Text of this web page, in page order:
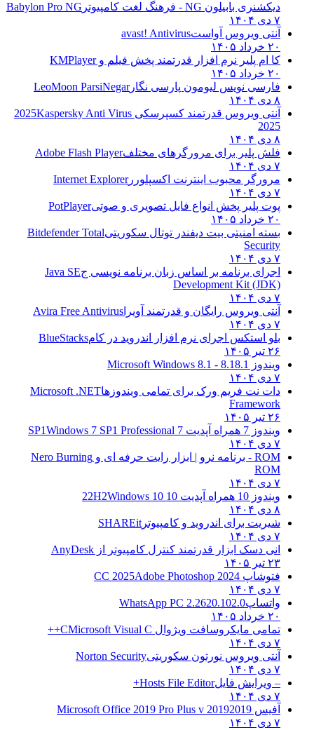
دیکشنری بابیلون NG - فرهنگ لغت کامپیوتر
Babylon Pro NG
۷ دی ۱۴۰۴
آنتی ویروس آواستavast! Antivirus
۲۰ خرداد ۱۴۰۵
کا ام پلیر نرم افزار قدرتمند پخش فیلم وKMPlayer
۲۰ خرداد ۱۴۰۵
فارسی نویس لیومون پارسی نگارLeoMoon ParsiNegar
۸ دی ۱۴۰۴
آنتی ویروس قدرتمند کسپرسکی 2025 Kaspersky Anti Virus
2025
۸ دی ۱۴۰۴
فلش پلیر برای مرورگرهای مختلفAdobe Flash Player
۷ دی ۱۴۰۴
مرورگر محبوب اینترنت اکسپلوررInternet Explorer
۷ دی ۱۴۰۴
پوت پلیر پخش انواع فایل تصویری و صوتیPotPlayer
۲۰ خرداد ۱۴۰۵
بسته امنیتی بیت دیفندر توتال سکوریتیBitdefender Total
Security
۷ دی ۱۴۰۴
اجرای برنامه بر اساس زبان برنامه نویسی جJava SE
Development Kit (JDK)
۷ دی ۱۴۰۴
آنتی ویروس رایگان و قدرتمند آویرا Avira Free Antivirus
۷ دی ۱۴۰۴
بلو استکس اجرای نرم افزار اندروید در کامBlueStacks
۲۶ تیر ۱۴۰۵
ویندوز 8.1
8.1 - Microsoft Windows 8.1
۷ دی ۱۴۰۴
دات نت فریم ورک برای تمامی ویندوزهاMicrosoft .NET
Framework
۲۶ تیر ۱۴۰۵
ویندوز 7 همراه آپدیت 7 SP1
Windows 7 SP1 Professional
۷ دی ۱۴۰۴
ROM - برنامه نرو | ابزار رایت حرفه ای و
Nero Burning
ROM
۷ دی ۱۴۰۴
ویندوز 10 همراه آپدیت 10 22H2
Windows 10
۸ دی ۱۴۰۴
شیریت برای اندروید و کامپیوتر SHAREit
۷ دی ۱۴۰۴
انی دسک ابزار قدرتمند کنترل کامپیوتر از AnyDesk
۲۳ تیر ۱۴۰۵
فتوشاپ CC 2025 Adobe Photoshop 2024
۷ دی ۱۴۰۴
واتساپWhatsApp PC 2.2620.102.0
۲۰ خرداد ۱۴۰۵
تمامی مایکروسافت ویژوال C Microsoft Visual C++
۷ دی ۱۴۰۴
آنتی ویروس نورتون سکوریتیNorton Security
۷ دی ۱۴۰۴
– ویرایش فایلHosts File Editor+
۷ دی ۱۴۰۴
آفیس 2019 2019 Microsoft Office 2019 Pro Plus v
۷ دی ۱۴۰۴